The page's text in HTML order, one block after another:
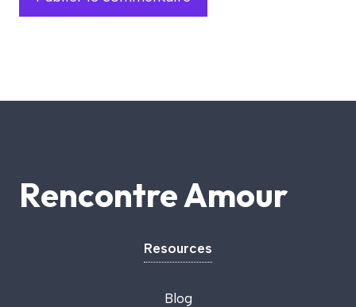
Rencontre Amour
Resources
Blog